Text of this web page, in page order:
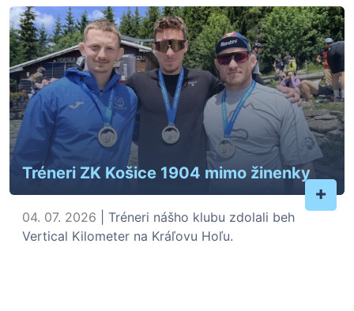
Tréneri ZK Košice 1904 mimo žinenky
+
04. 07. 2026 | Tréneri nášho klubu zdolali beh
Vertical Kilometer na Kráľovu Hoľu.